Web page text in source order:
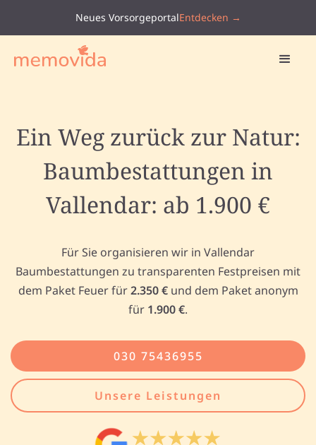
Neues VorsorgeportalEntdecken →
Ein Weg zurück zur Natur:
Baumbestattungen in
Vallendar: ab 1.900 €
Für Sie organisieren wir in Vallendar
Baumbestattungen zu transparenten Festpreisen mit
dem Paket Feuer für2.350 €und dem Paket anonym
für 1.900 €.
030 75436955
Unsere Leistungen